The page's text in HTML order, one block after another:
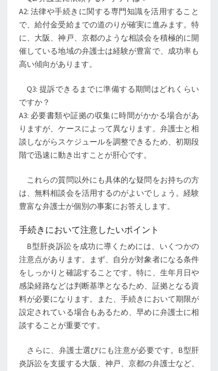
A2: 法律や手続きに関する専門知識を活用すること
で、給付金受給までの道のりが確実に進みます。特
に、大阪、神戸、京都のような相談会を積極的に開
催している地域の弁護士は経験が豊富で、成功率も
高い傾向があります。
Q3: 提訴できるまでに準備する期間はどれくらい
ですか？
A3: 必要書類や証拠の収集に時間がかかる場合があ
りますが、ケースによって異なります。弁護士と相
談しながらスケジュールを調整できるため、初期段
階で迅速に動き出すことが肝心です。
これらの質問以外にも具体的な疑問をお持ちの方
は、無料相談会を活用するのがよいでしょう。経験
豊富な弁護士が個別の事案にお答えします。
手続きにおいて注意したいポイント
B型肝炎訴訟を成功に導くためには、いくつかの
注意点があります。まず、自分が対象者になる条件
をしっかりと確認することです。特に、生年月日や
感染経路などは判断基準となるため、証拠となる資
料が必要になります。また、手続きにおいて期限が
設定されている場合もあるため、早めに弁護士に相
談することが重要です。
さらに、弁護士選びにも注意が必要です。B型肝
炎訴訟を支援する大阪、神戸、京都の弁護士など、